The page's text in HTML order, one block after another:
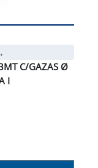
C/GAZAS Ø
I